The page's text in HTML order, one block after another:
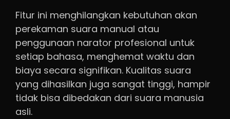
Fitur ini menghilangkan kebutuhan akan
perekaman suara manual atau
penggunaan narator profesional untuk
setiap bahasa, menghemat waktu dan
biaya secara signifikan. Kualitas suara
yang dihasilkan juga sangat tinggi, hampir
tidak bisa dibedakan dari suara manusia
asli.